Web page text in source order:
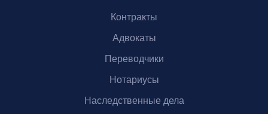
Контракты
Адвокаты
Переводчики
Нотариусы
Наследственные дела